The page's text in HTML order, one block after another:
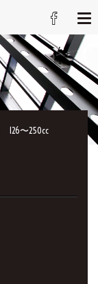
126〜250cc